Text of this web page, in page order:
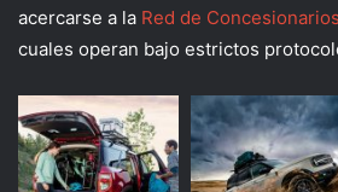
acercarse a la Red de Concesionarios
cuales operan bajo estrictos